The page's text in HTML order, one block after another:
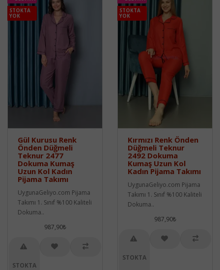
STOKTA
YOK
Gül Kurusu Renk
Önden Düğmeli
Teknur 2477
Dokuma Kumaş
Uzun Kol Kadın
Pijama Takımı
UygunaGeliyo.com Pijama
Takımı 1. Sınıf %100 Kaliteli
Dokuma..
987,90₺
STOKTA
STOKTA
YOK
Kırmızı Renk Önden
Düğmeli Teknur
2492 Dokuma
Kumaş Uzun Kol
Kadın Pijama Takımı
UygunaGeliyo.com Pijama
Takımı 1. Sınıf %100 Kaliteli
Dokuma..
987,90₺
STOKTA